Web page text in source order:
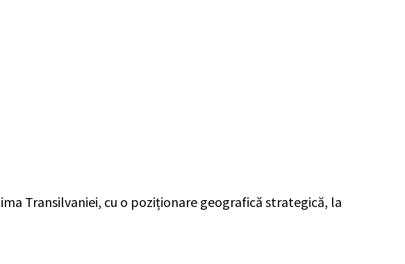
Transilvaniei, cu o poziționare geografică strategică, la